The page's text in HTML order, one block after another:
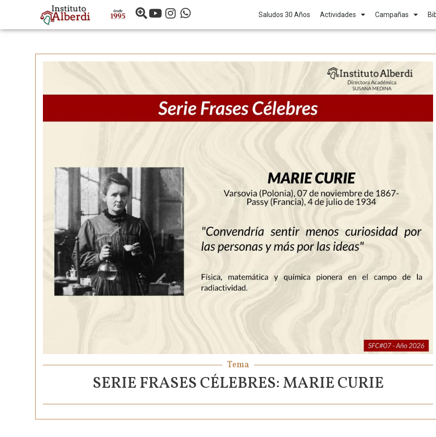
Saludos 30 Años Actividades Campañas
Tema
SERIE FRASES CÉLEBRES: MARIE CURIE